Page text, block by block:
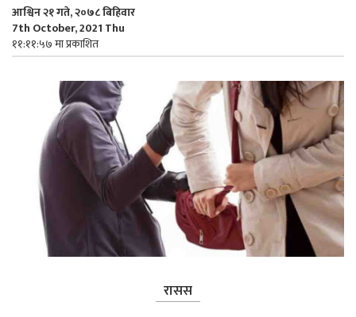
आश्विन २१ गते, २०७८ बिहिवार
7th October, 2021 Thu
११:११:५७ मा प्रकाशित
रासस